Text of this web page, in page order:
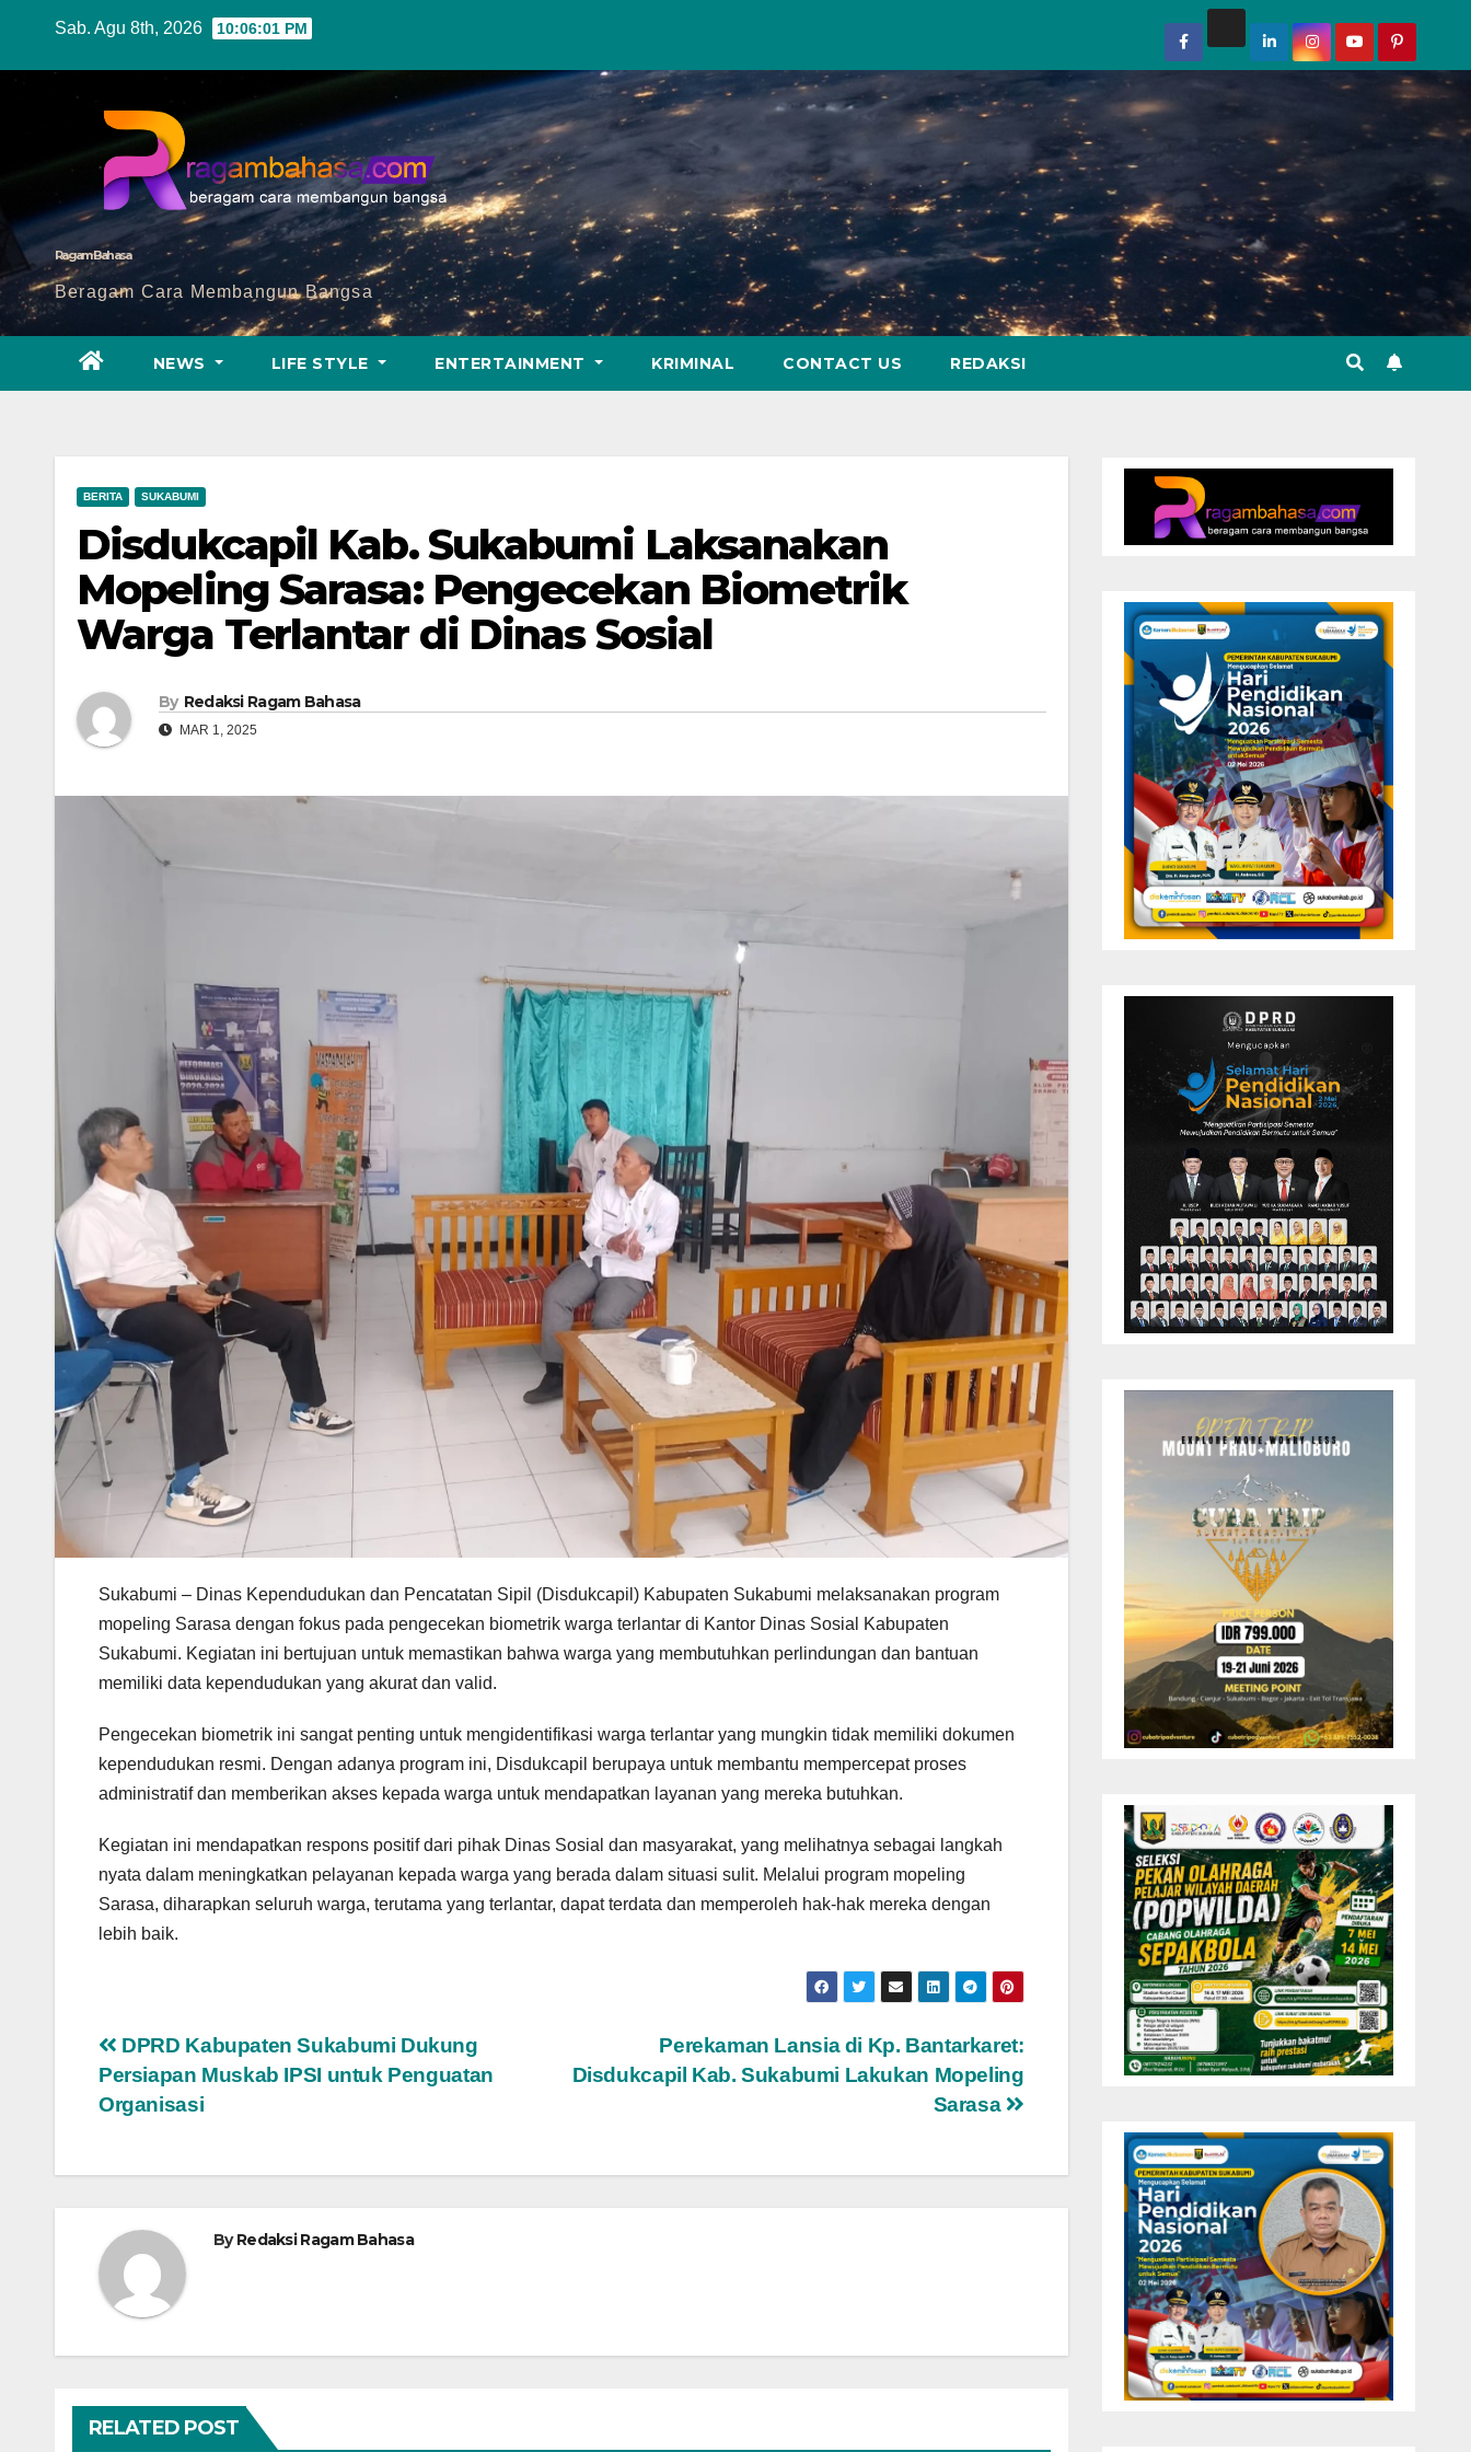
Sab. Agu 8th, 2026 10:06:03 PM
Ragam Bahasa
Beragam Cara Membangun Bangsa
NEWS LIFE STYLE ENTERTAINMENT KRIMINAL CONTACT US REDAKSI
BERITA SUKABUMI
Disdukcapil Kab. Sukabumi Laksanakan
Mopeling Sarasa: Pengecekan Biometrik
Warga Terlantar di Dinas Sosial
By Redaksi Ragam Bahasa
MAR 1, 2025
Sukabumi – Dinas Kependudukan dan Pencatatan Sipil (Disdukcapil) Kabupaten Sukabumi melaksanakan program
mopeling Sarasa dengan fokus pada pengecekan biometrik warga terlantar di Kantor Dinas Sosial Kabupaten
Sukabumi. Kegiatan ini bertujuan untuk memastikan bahwa warga yang membutuhkan perlindungan dan bantuan
memiliki data kependudukan yang akurat dan valid.
Pengecekan biometrik ini sangat penting untuk mengidentifikasi warga terlantar yang mungkin tidak memiliki dokumen
kependudukan resmi. Dengan adanya program ini, Disdukcapil berupaya untuk membantu mempercepat proses
administratif dan memberikan akses kepada warga untuk mendapatkan layanan yang mereka butuhkan.
Kegiatan ini mendapatkan respons positif dari pihak Dinas Sosial dan masyarakat, yang melihatnya sebagai langkah
nyata dalam meningkatkan pelayanan kepada warga yang berada dalam situasi sulit. Melalui program mopeling
Sarasa, diharapkan seluruh warga, terutama yang terlantar, dapat terdata dan memperoleh hak-hak mereka dengan
lebih baik.
Navigasi
pos
Perekaman Lansia di Kp. Bantarkaret:
Disdukcapil Kab. Sukabumi Lakukan Mopeling
Sarasa
DPRD Kabupaten Sukabumi Dukung
Persiapan Muskab IPSI untuk Penguatan
Organisasi
ByRedaksi Ragam Bahasa
RELATED POST